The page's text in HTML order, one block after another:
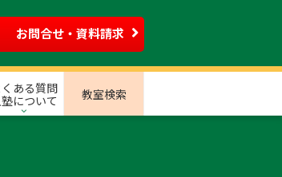
お問合せ・資料請求
くある質問
塾について
教室検索